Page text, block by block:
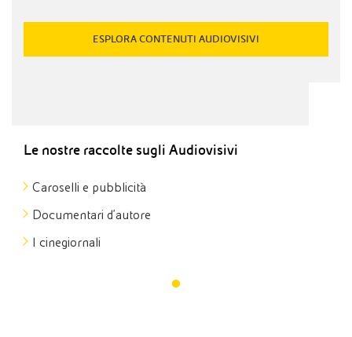
ESPLORA CONTENUTI AUDIOVISIVI
Le nostre raccolte sugli Audiovisivi
Caroselli e pubblicità
Documentari d'autore
I cinegiornali